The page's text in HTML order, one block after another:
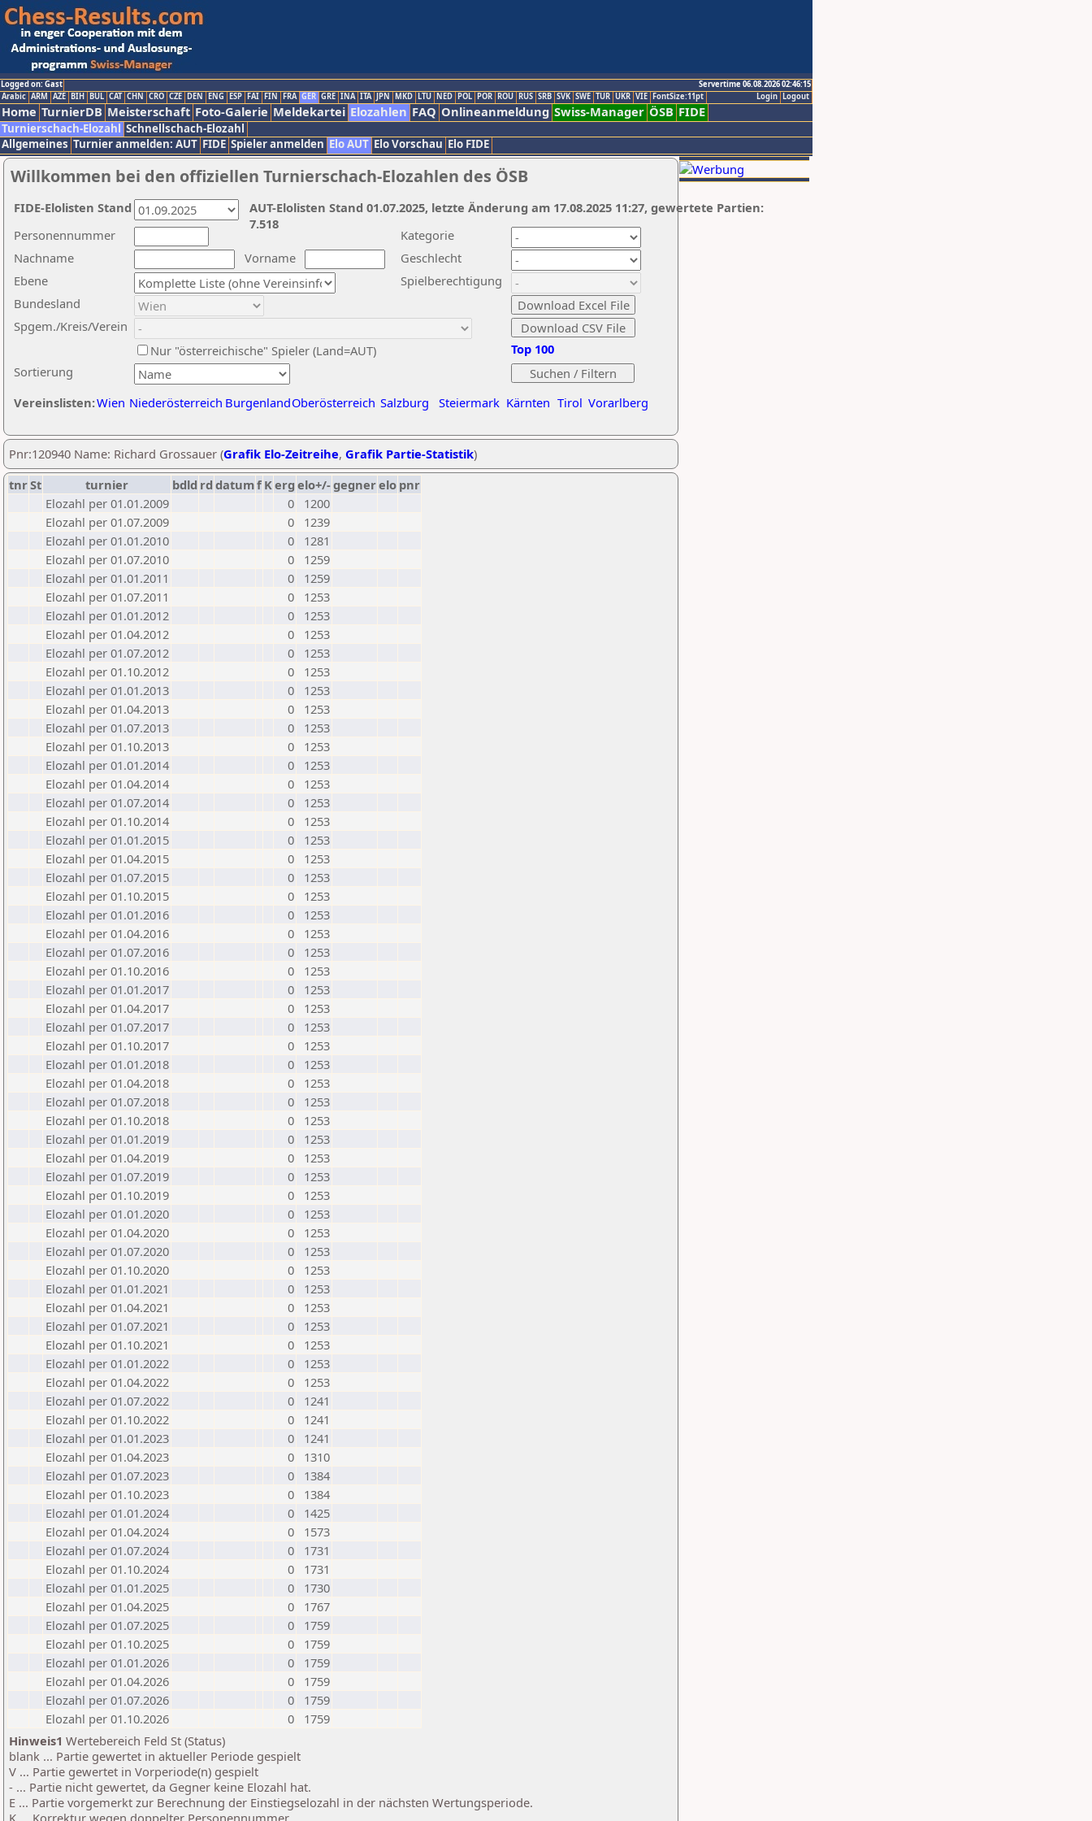
Logged on: Gast
Servertime 06.08.2026 02:46:15
Logout
Login
Arabic ARM AZE BIH BUL CAT CHN CRO CZE DEN ENG ESP FAI FIN FRA GER GRE INA ITA JPN MKD LTU NED POL POR ROU RUS SRB SVK SWE TUR UKR VIE FontSize:11pt
Home TurnierDB Meisterschaft Foto-Galerie Meldekartei Elozahlen FAQ Onlineanmeldung Swiss-Manager ÖSB FIDE
Turnierschach-Elozahl Schnellschach-Elozahl
Allgemeines Turnier anmelden: AUT FIDE Spieler anmelden Elo AUT Elo Vorschau Elo FIDE
Willkommen bei den offiziellen Turnierschach-Elozahlen des ÖSB
Nachname
Vorname
Ebene
Kategorie
Sortierung
Personennummer
Bundesland
Spgem./Kreis/Verein
Geschlecht
Nur "österreichische" Spieler (Land=AUT)
Spielberechtigung
Vereinslisten:Wien Niederösterreich BurgenlandOberösterreich Salzburg Steiermark Kärnten Tirol Vorarlberg
Top 100
AUT-Elolisten Stand 01.07.2025, letzte Änderung am 17.08.2025 11:27, gewertete Partien:
7.518
FIDE-Elolisten Stand
Pnr:120940 Name: Richard Grossauer (Grafik Elo-Zeitreihe, Grafik Partie-Statistik)
tnrSt turnier bdld rd datumf Kerg elo+/-gegnerelo pnr
Elozahl per 01.01.2009
0
1200
Elozahl per 01.07.2009
0
1239
Elozahl per 01.01.2010
0
1281
Elozahl per 01.07.2010
0
1259
Elozahl per 01.01.2011
0
1259
Elozahl per 01.07.2011
0
1253
Elozahl per 01.01.2012
0
1253
Elozahl per 01.04.2012
0
1253
Elozahl per 01.07.2012
0
1253
Elozahl per 01.10.2012
0
1253
Elozahl per 01.01.2013
0
1253
Elozahl per 01.04.2013
0
1253
Elozahl per 01.07.2013
0
1253
Elozahl per 01.10.2013
0
1253
Elozahl per 01.01.2014
0
1253
Elozahl per 01.04.2014
0
1253
Elozahl per 01.07.2014
0
1253
Elozahl per 01.10.2014
0
1253
Elozahl per 01.01.2015
0
1253
Elozahl per 01.04.2015
0
1253
Elozahl per 01.07.2015
0
1253
Elozahl per 01.10.2015
0
1253
Elozahl per 01.01.2016
0
1253
Elozahl per 01.04.2016
0
1253
Elozahl per 01.07.2016
0
1253
Elozahl per 01.10.2016
0
1253
Elozahl per 01.01.2017
0
1253
Elozahl per 01.04.2017
0
1253
Elozahl per 01.07.2017
0
1253
Elozahl per 01.10.2017
0
1253
Elozahl per 01.01.2018
0
1253
Elozahl per 01.04.2018
0
1253
Elozahl per 01.07.2018
0
1253
Elozahl per 01.10.2018
0
1253
Elozahl per 01.01.2019
0
1253
Elozahl per 01.04.2019
0
1253
Elozahl per 01.07.2019
0
1253
Elozahl per 01.10.2019
0
1253
Elozahl per 01.01.2020
0
1253
Elozahl per 01.04.2020
0
1253
Elozahl per 01.07.2020
0
1253
Elozahl per 01.10.2020
0
1253
Elozahl per 01.01.2021
0
1253
Elozahl per 01.04.2021
0
1253
Elozahl per 01.07.2021
0
1253
Elozahl per 01.10.2021
0
1253
Elozahl per 01.01.2022
0
1253
Elozahl per 01.04.2022
0
1253
Elozahl per 01.07.2022
0
1241
Elozahl per 01.10.2022
0
1241
Elozahl per 01.01.2023
0
1241
Elozahl per 01.04.2023
0
1310
Elozahl per 01.07.2023
0
1384
Elozahl per 01.10.2023
0
1384
Elozahl per 01.01.2024
0
1425
Elozahl per 01.04.2024
0
1573
Elozahl per 01.07.2024
0
1731
Elozahl per 01.10.2024
0
1731
Elozahl per 01.01.2025
0
1730
Elozahl per 01.04.2025
0
1767
Elozahl per 01.07.2025
0
1759
Elozahl per 01.10.2025
0
1759
Elozahl per 01.01.2026
0
1759
Elozahl per 01.04.2026
0
1759
Elozahl per 01.07.2026
0
1759
Elozahl per 01.10.2026
0
1759
Hinweis1 Wertebereich Feld St (Status)
blank ... Partie gewertet in aktueller Periode gespielt
V ... Partie gewertet in Vorperiode(n) gespielt
- ... Partie nicht gewertet, da Gegner keine Elozahl hat.
E ... Partie vorgemerkt zur Berechnung der Einstiegselozahl in der nächsten Wertungsperiode.
K ... Korrektur wegen doppelter Personennummer.